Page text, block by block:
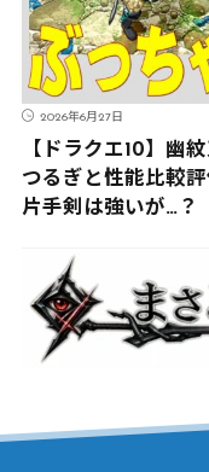
2026年6月27日
【ドラクエ10】幽
つるぎと性能比較
片手剣は強いが…？